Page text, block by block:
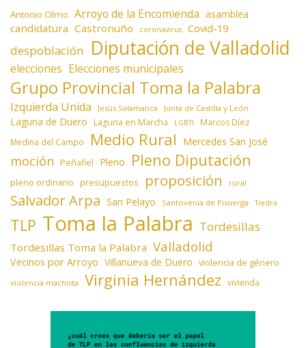
Antonio Olmo Arroyo de la Encomienda asamblea
candidatura Castronuño coronavirus Covid-19
despoblación Diputación de Valladolid
elecciones Elecciones municipales
Grupo Provincial Toma la Palabra
Izquierda Unida Jesús Salamanca Junta de Castilla y León
Laguna de Duero Laguna en Marcha LGBTI Marcos Díez
Medina del Campo Medio Rural Mercedes San José
moción Peñafiel Pleno Pleno Diputación
pleno ordinario presupuestos proposición rural
Salvador Arpa San Pelayo Santovenia de Pisuerga Tiedra
TLP Toma la Palabra Tordesillas
Tordesillas Toma la Palabra Valladolid
Vecinos por Arroyo Villanueva de Duero violencia de género
violencia machista Virginia Hernández vivienda